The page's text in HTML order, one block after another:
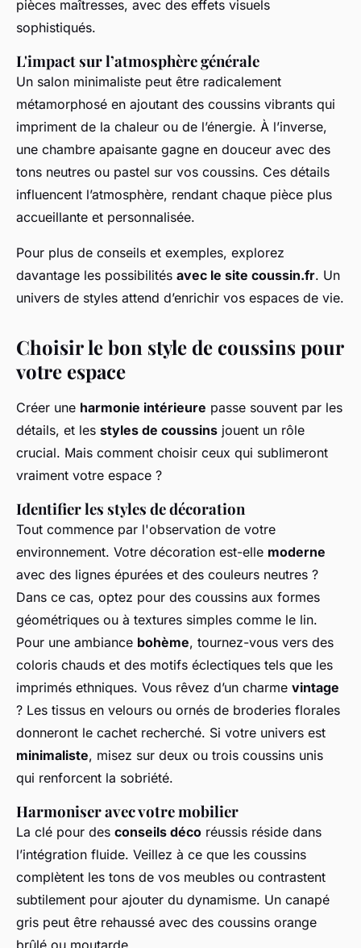
pièces maîtresses, avec des effets visuels
sophistiqués.
L'impact sur l’atmosphère générale
Un salon minimaliste peut être radicalement
métamorphosé en ajoutant des coussins vibrants qui
impriment de la chaleur ou de l’énergie. À l’inverse,
une chambre apaisante gagne en douceur avec des
tons neutres ou pastel sur vos coussins. Ces détails
influencent l’atmosphère, rendant chaque pièce plus
accueillante et personnalisée.
Pour plus de conseils et exemples, explorez
davantage les possibilités avec le site coussin.fr. Un
univers de styles attend d’enrichir vos espaces de vie.
Choisir le bon style de coussins pour
votre espace
Créer une harmonie intérieure passe souvent par les
détails, et les styles de coussins jouent un rôle
crucial. Mais comment choisir ceux qui sublimeront
vraiment votre espace ?
Identifier les styles de décoration
Tout commence par l'observation de votre
environnement. Votre décoration est-elle moderne
avec des lignes épurées et des couleurs neutres ?
Dans ce cas, optez pour des coussins aux formes
géométriques ou à textures simples comme le lin.
Pour une ambiance bohème, tournez-vous vers des
coloris chauds et des motifs éclectiques tels que les
imprimés ethniques. Vous rêvez d’un charme vintage
? Les tissus en velours ou ornés de broderies florales
donneront le cachet recherché. Si votre univers est
minimaliste, misez sur deux ou trois coussins unis
qui renforcent la sobriété.
Harmoniser avec votre mobilier
La clé pour des conseils déco réussis réside dans
l’intégration fluide. Veillez à ce que les coussins
complètent les tons de vos meubles ou contrastent
subtilement pour ajouter du dynamisme. Un canapé
gris peut être rehaussé avec des coussins orange